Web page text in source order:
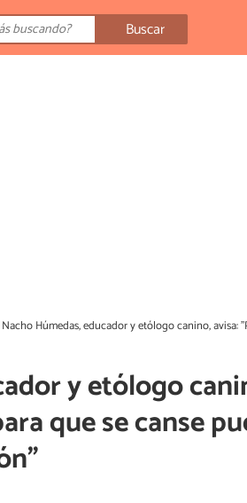
Buscar
Nacho Húmedas, educador y etólogo canino, avisa:
y etólogo
que se canse